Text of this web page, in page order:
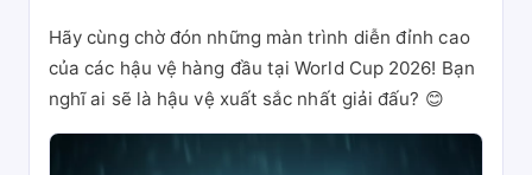
Hãy cùng chờ đón những màn trình diễn đỉnh cao
của các hậu vệ hàng đầu tại World Cup 2026! Bạn
nghĩ ai sẽ là hậu vệ xuất sắc nhất giải đấu? 😊